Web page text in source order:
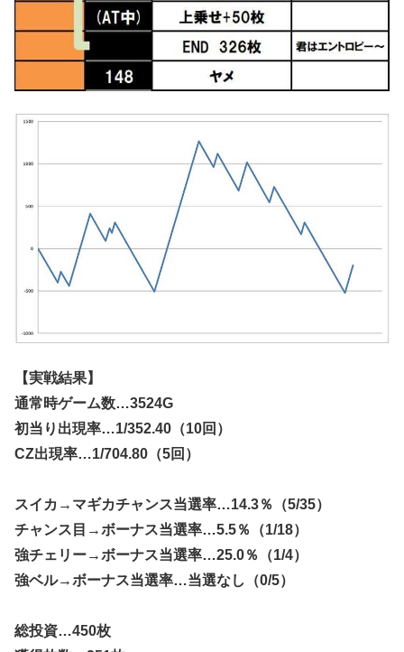
【実戦結果】
通常時ゲーム数…3524G
初当り出現率…1/352.40（10回）
CZ出現率…1/704.80（5回）
スイカ→マギカチャンス当選率…14.3％（5/35）
チャンス目→ボーナス当選率…5.5％（1/18）
強チェリー→ボーナス当選率…25.0％（1/4）
強ベル→ボーナス当選率…当選なし（0/5）
総投資…450枚